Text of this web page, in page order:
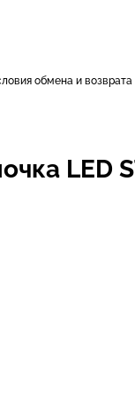
обмена и возврата
LED